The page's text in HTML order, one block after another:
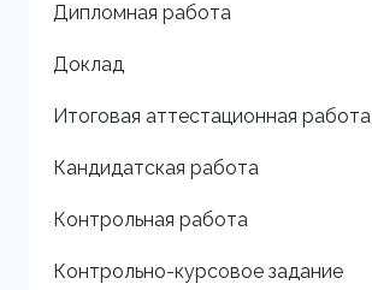
Дипломная работа
Доклад
Итоговая аттестационная работа
Кандидатская работа
Контрольная работа
Контрольно-курсовое задание